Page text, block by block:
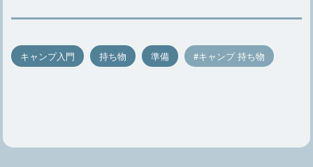
キャンプ入門 持ち物 準備 キャンプ 持ち物